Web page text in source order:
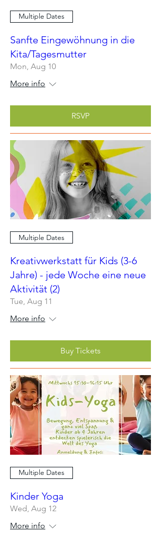
Multiple Dates
Sanfte Eingewöhnung in die
Kita/Tagesmutter
Mon, Aug 10
More info
RSVP
Multiple Dates
Kreativwerkstatt für Kids (3-6
Jahre) - jede Woche eine neue
Aktivität (2)
Tue, Aug 11
More info
Buy Tickets
Multiple Dates
Kinder Yoga
Wed, Aug 12
More info